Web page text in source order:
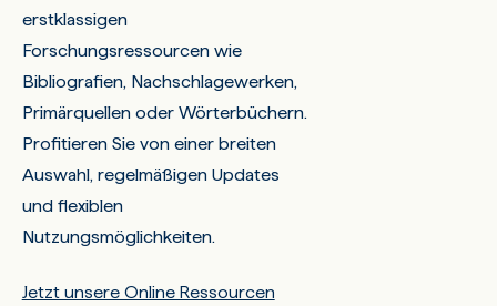
erstklassigen
Forschungsressourcen wie
Bibliografien, Nachschlagewerken,
Primärquellen oder Wörterbüchern.
Profitieren Sie von einer breiten
Auswahl, regelmäßigen Updates
und flexiblen
Nutzungsmöglichkeiten.
Jetzt unsere Online Ressourcen